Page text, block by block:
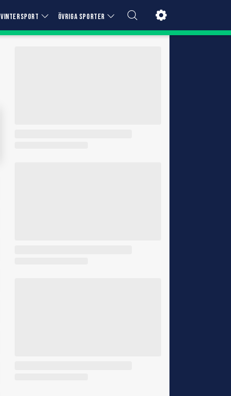
VINTERSPORT ÖVRIGA SPORTER